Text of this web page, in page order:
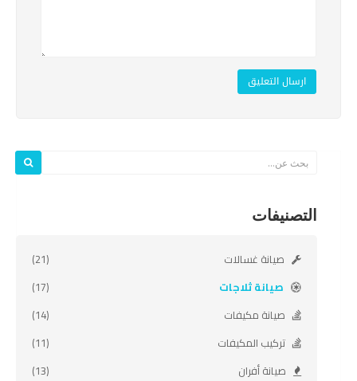
ارسال التعليق
التصنيفات
صيانة غسالات
(21)
صيانة ثلاجات
(17)
صيانة مكيفات
(14)
تركيب المكيفات
(11)
صيانة أفران
(13)